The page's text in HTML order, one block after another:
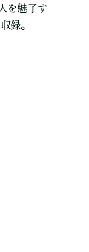
を魅了す
録。